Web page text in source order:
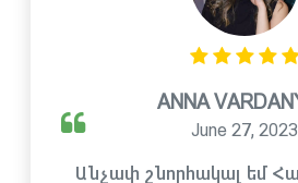
ANNA
June 27, 2023
Անչափ շնորհակալ եմ